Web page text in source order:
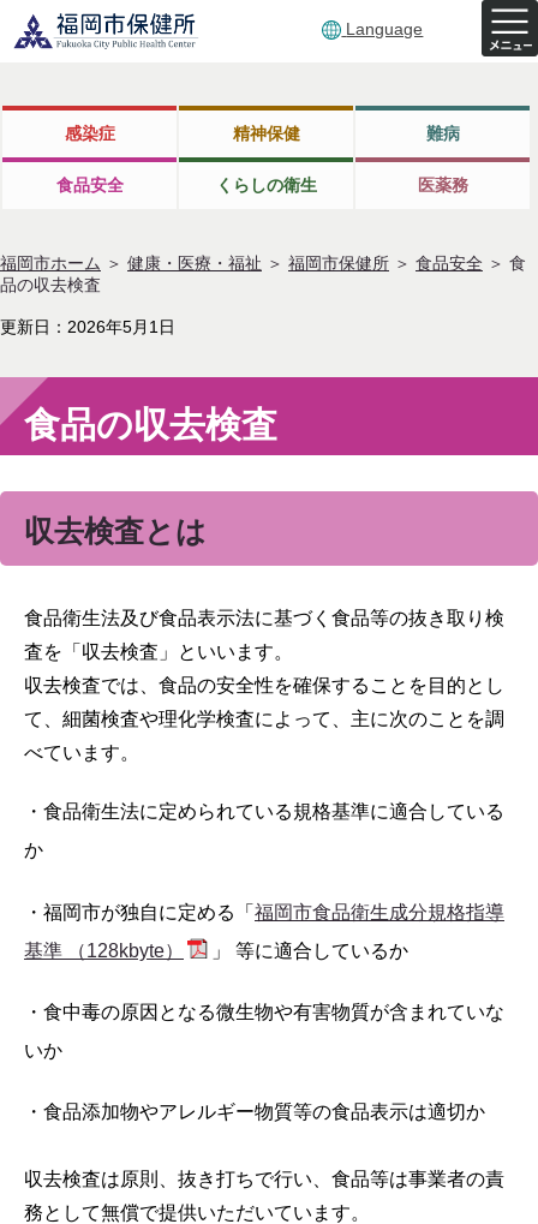
Language
感染症 精神保健 難病
食品安全 くらしの衛生 医薬務
福岡市ホーム ＞ 健康・医療・福祉 ＞ 福岡市保健所 ＞ 食品安全 ＞ 食
品の収去検査
更新日：2026年5月1日
食品の収去検査
収去検査とは
食品衛生法及び食品表示法に基づく食品等の抜き取り検
査を「収去検査」といいます。
収去検査では、食品の安全性を確保することを目的とし
て、細菌検査や理化学検査によって、主に次のことを調
べています。
・食品衛生法に定められている規格基準に適合している
か
・福岡市が独自に定める「 福岡市食品衛生成分規格指導
基準 （128kbyte）
」 等に適合しているか
・食中毒の原因となる微生物や有害物質が含まれていな
いか
・食品添加物やアレルギー物質等の食品表示は適切か
収去検査は原則、抜き打ちで行い、食品等は事業者の責
務として無償で提供いただいています。